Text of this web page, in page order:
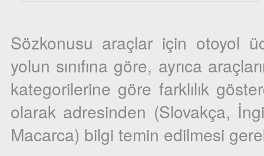
Sözkonusu araçlar için otoyol
yolun sınıfına göre, ayrıca
kategorilerine göre farklılık
olarak adresinden (Slovakça,
Macarca) bilgi temin edilmesi